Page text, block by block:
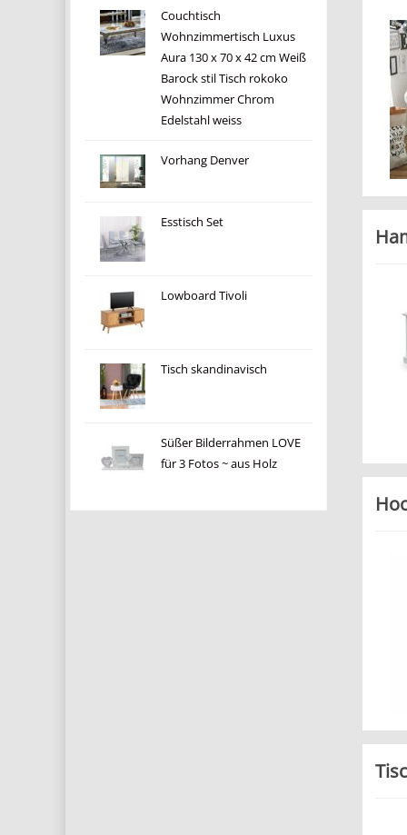
Couchtisch
Wohnzimmertisch Luxus
Aura 130 x 70 x 42 cm Weiß
Barock stil Tisch rokoko
Wohnzimmer Chrom
Edelstahl weiss
Vorhang Denver
Esstisch Set
Lowboard Tivoli
Tisch skandinavisch
Süßer Bilderrahmen LOVE
für 3 Fotos ~ aus Holz